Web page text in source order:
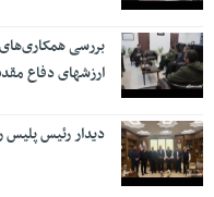
بررسی
ارزشهای دفاع
دیدار رئیس پلیس